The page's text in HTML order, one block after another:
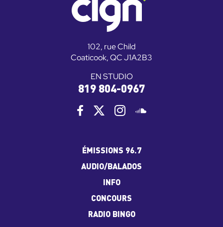
102, rue Child
Coaticook, QC J1A2B3
EN STUDIO
819 804-0967
ÉMISSIONS 96.7
AUDIO/BALADOS
INFO
CONCOURS
RADIO BINGO